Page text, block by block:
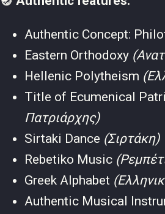
Authentic Concept:
Eastern Orthodoxy
Hellenic Polytheism
Title of Ecumenical
Πατριάρχης)
Sirtaki Dance (Σιρτάκη)
Rebetiko Music
Greek Alphabet
Authentic Musical